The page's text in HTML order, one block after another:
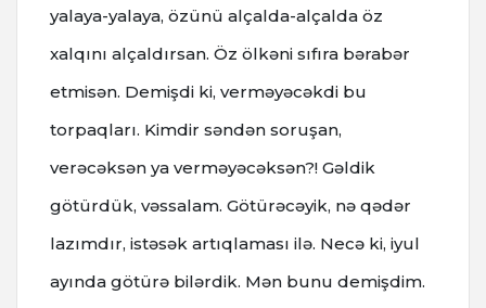
yalaya-yalaya, özünü alçalda-alçalda öz
xalqını alçaldırsan. Öz ölkəni sıfıra bərabər
etmisən. Demişdi ki, verməyəcəkdi bu
torpaqları. Kimdir səndən soruşan,
verəcəksən ya verməyəcəksən?! Gəldik
götürdük, vəssalam. Götürəcəyik, nə qədər
lazımdır, istəsək artıqlaması ilə. Necə ki, iyul
ayında götürə bilərdik. Mən bunu demişdim.